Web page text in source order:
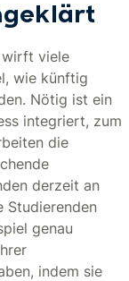
wirft viele
wie künftig
Nötig ist ein
integriert, zum
die
derzeit an
Studierenden
genau
indem sie